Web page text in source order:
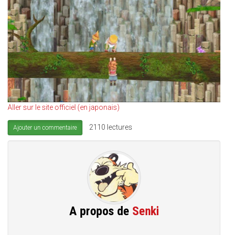
Aller sur le site officiel (en japonais)
Ajouter un commentaire 2110 lectures
A propos de Senki